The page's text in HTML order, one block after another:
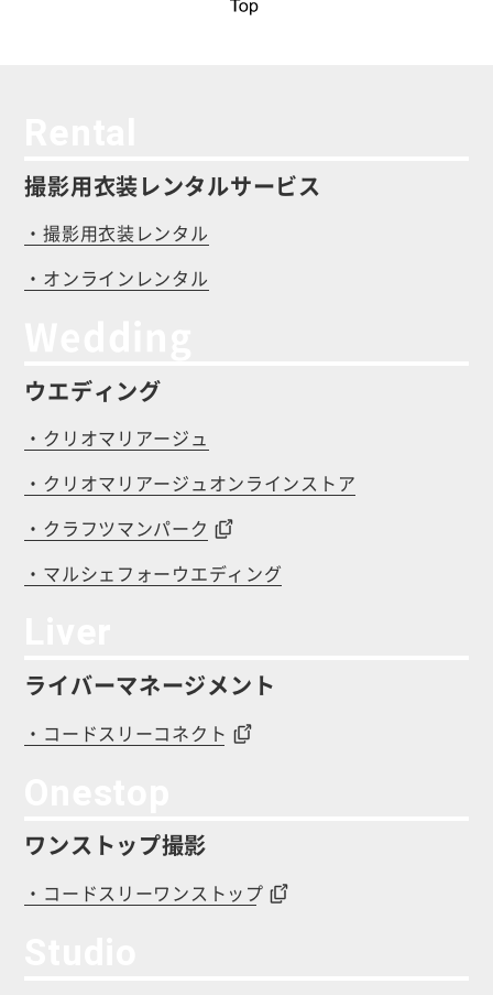
撮影用衣装レンタルサービス
・撮影用衣装レンタル
・オンラインレンタル
ウエディング
・クリオマリアージュ
・クリオマリアージュオンラインストア
・クラフツマンパーク
・マルシェフォーウエディング
ライバーマネージメント
・コードスリーコネクト
ワンストップ撮影
・コードスリーワンストップ